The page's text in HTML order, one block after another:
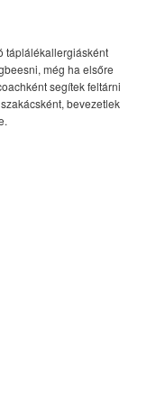
táplálékallergiásként
még ha elsőre
segítek feltárni
bevezetlek